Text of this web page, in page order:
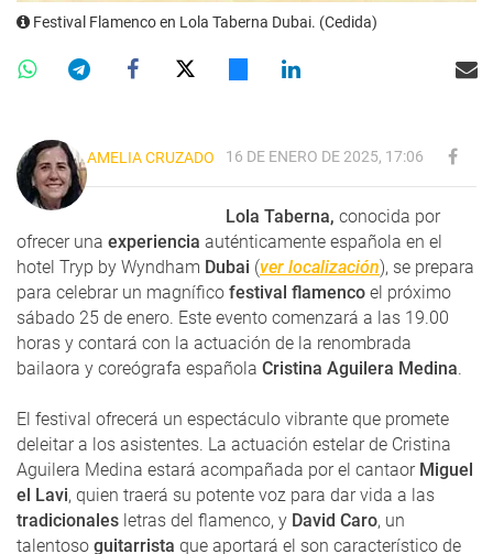
Festival Flamenco en Lola Taberna Dubai. (Cedida)
AMELIA CRUZADO 16 DE ENERO DE 2025, 17:06
Lola Taberna, conocida por
ofrecer una experiencia auténticamente española en el
hotel Tryp by Wyndham Dubai (ver localización), se prepara
para celebrar un magnífico festival flamenco el próximo
sábado 25 de enero. Este evento comenzará a las 19.00
horas y contará con la actuación de la renombrada
bailaora y coreógrafa española Cristina Aguilera Medina.
El festival ofrecerá un espectáculo vibrante que promete
deleitar a los asistentes. La actuación estelar de Cristina
Aguilera Medina estará acompañada por el cantaor Miguel
el Lavi, quien traerá su potente voz para dar vida a las
tradicionales letras del flamenco, y David Caro, un
talentoso guitarrista que aportará el son característico de